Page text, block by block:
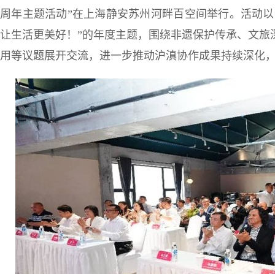
周年主题活动”在上海静安苏州河畔百空间举行。活动
让生活更美好！”的年度主题，围绕非遗保护传承、文
用等议题展开交流，进一步推动沪滇协作成果持续深化